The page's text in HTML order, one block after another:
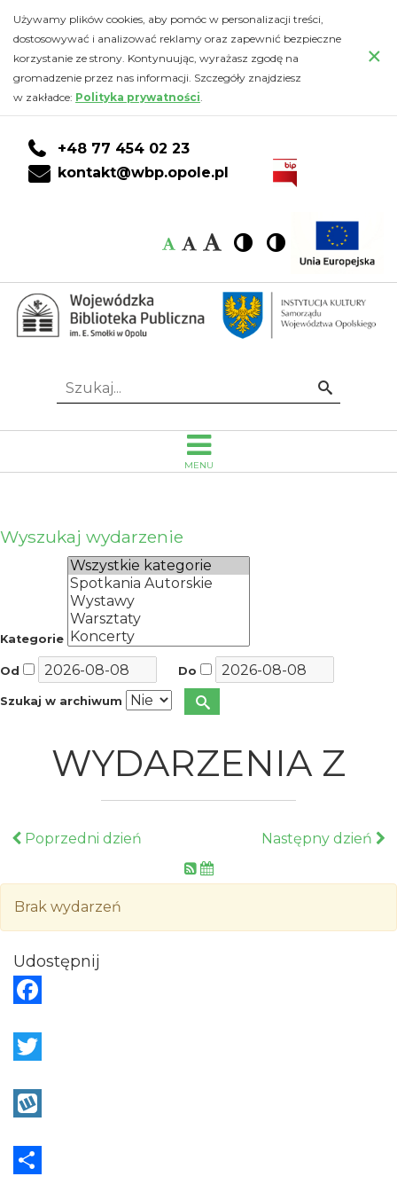
Kalendarz
Wojewódzka
Biblioteka
Publiczna
Emanuela
Smołki
w
Opolu
do
głównej
treści
DO
KONTA
CZYTELNIKA
DO
WYSZUKIWARKI
do
stopki
Używamy plików cookies, aby pomóc w personalizacji treści,
dostosowywać i analizować reklamy oraz zapewnić bezpieczne
korzystanie ze strony. Kontynuując, wyrażasz zgodę na
gromadzenie przez nas informacji. Szczegóły znajdziesz
w zakładce: Polityka prywatności.
×
+48 77 454 02 23
kontakt@wbp.opole.pl
Czcionka:
Czcionka
Czcionka
Czcionka
Wysoki
kontrast
Wysoki
kontrast
Idź
Szukaj...
MENU
Wyszukaj wydarzenie
Kategorie
Od Do
Szukaj w archiwum
WYDARZENIA Z
Poprzedni dzień Następny dzień
Brak wydarzeń
Udostępnij
a
e
o
w
ty